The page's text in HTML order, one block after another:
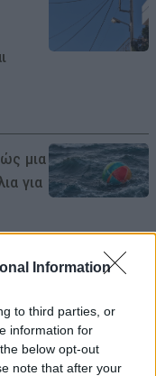
Information
to third parties, or
information for
below opt-out
note that after your
μια
για